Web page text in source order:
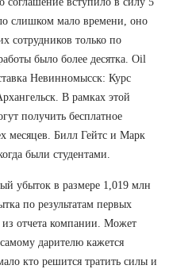
слишком мало времени, оно
сотрудников только по
было более десятка. Oil
Невинномысск: Курс
В рамках этой
получить бесплатное
месяцев. Билл Гейтс и Марк
были студентами.
убыток в размере 1,019 млн
по результатам первых
из отчета компании. Может
дарителю кажется
кто решится тратить силы и